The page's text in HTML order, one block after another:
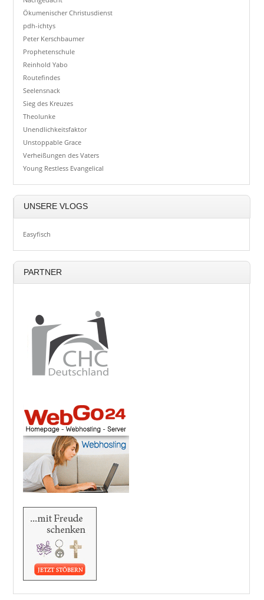
Ökumenischer Christusdienst
pdh-ichtys
Peter Kerschbaumer
Prophetenschule
Reinhold Yabo
Routefindes
Seelensnack
Sieg des Kreuzes
Theolunke
Unendlichkeitsfaktor
Unstoppable Grace
Verheißungen des Vaters
Young Restless Evangelical
UNSERE VLOGS
Easyfisch
PARTNER